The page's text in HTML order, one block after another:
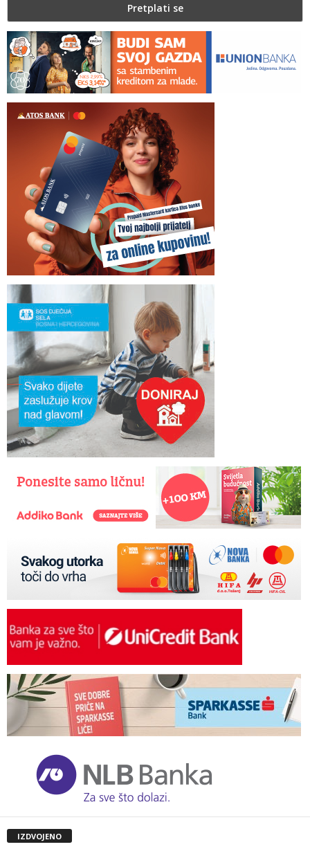
IZDVOJENO